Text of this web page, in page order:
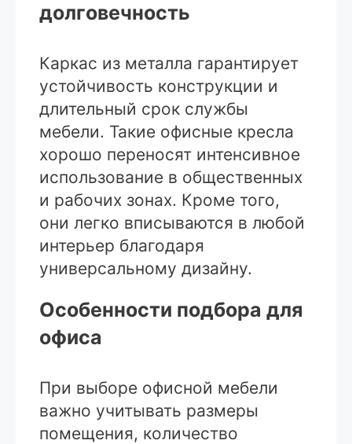
долговечность
Каркас из металла гарантирует
устойчивость конструкции и
длительный срок службы
мебели. Такие офисные кресла
хорошо переносят интенсивное
использование в общественных
и рабочих зонах. Кроме того,
они легко вписываются в любой
интерьер благодаря
универсальному дизайну.
Особенности подбора для
офиса
При выборе офисной мебели
важно учитывать размеры
помещения, количество